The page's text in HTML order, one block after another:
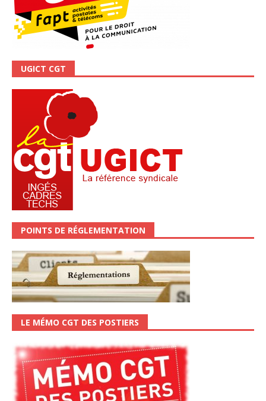
UGICT CGT
POINTS DE RÉGLEMENTATION
LE MÉMO CGT DES POSTIERS